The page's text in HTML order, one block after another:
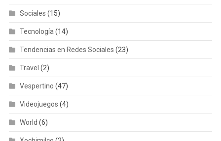
Sociales (15)
Tecnología (14)
Tendencias en Redes Sociales (23)
Travel (2)
Vespertino (47)
Videojuegos (4)
World (6)